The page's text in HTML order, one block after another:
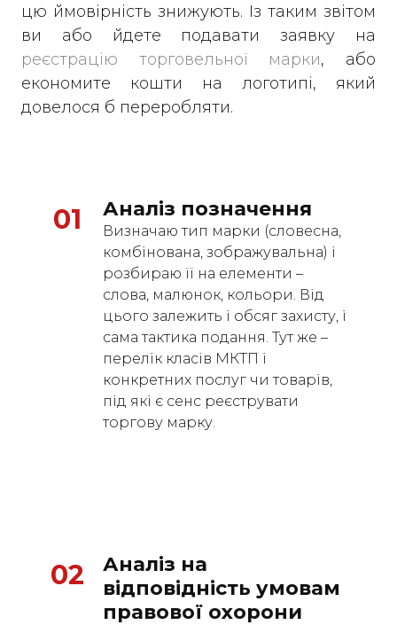
цю ймовірність знижують. Із таким звітом
ви або йдете подавати заявку на
реєстрацію торговельної марки, або
економите кошти на логотипі, який
довелося б переробляти.
01 Аналіз позначення
Визначаю тип марки (словесна,
комбінована, зображувальна) і
розбираю її на елементи –
слова, малюнок, кольори. Від
цього залежить і обсяг захисту, і
сама тактика подання. Тут же –
перелік класів МКТП і
конкретних послуг чи товарів,
під які є сенс реєструвати
торгову марку.
02
Аналіз на
відповідність умовам
правової охорони